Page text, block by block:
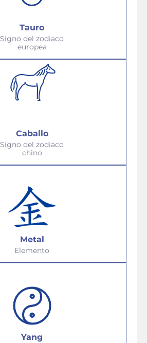
Tauro
Signo del zodiaco
europea
Caballo
Signo del zodiaco
chino
Metal
Elemento
Yang